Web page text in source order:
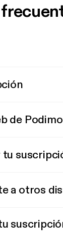
de Podimo
a otros